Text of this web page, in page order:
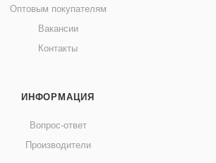
Оптовым покупателям
Вакансии
Контакты
ИНФОРМАЦИЯ
Вопрос-ответ
Производители